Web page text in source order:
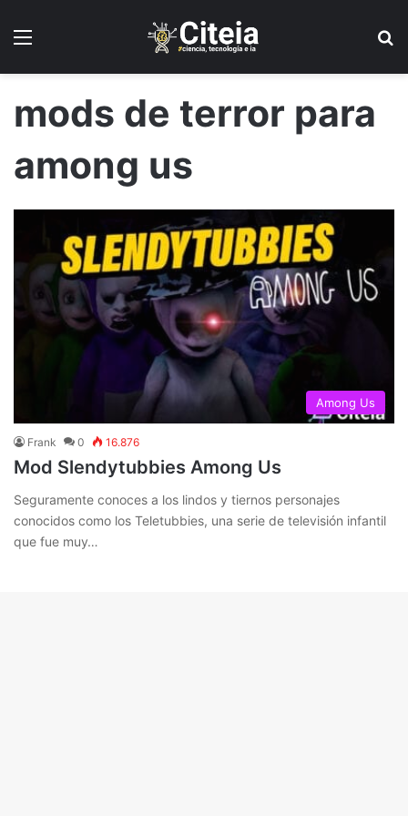
mods de terror para
among us
Among Us
Frank 0 16.876
Mod Slendytubbies Among Us
Seguramente conoces a los lindos y tiernos personajes
conocidos como los Teletubbies, una serie de televisión infantil
que fue muy…